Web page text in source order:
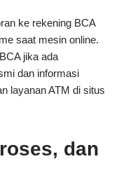
ke rekening BCA
saat mesin online.
jika ada
dan informasi
layanan ATM di situs
dan